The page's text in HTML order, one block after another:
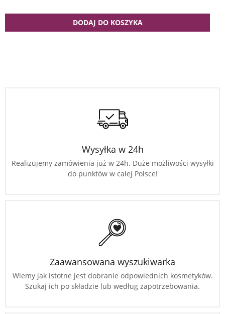
DODAJ DO KOSZYKA
Wysyłka w 24h
Realizujemy zamówienia już w 24h. Duże możliwości wysyłki
do punktów w całej Polsce!
Zaawansowana wyszukiwarka
Wiemy jak istotne jest dobranie odpowiednich kosmetyków.
Szukaj ich po składzie lub według zapotrzebowania.